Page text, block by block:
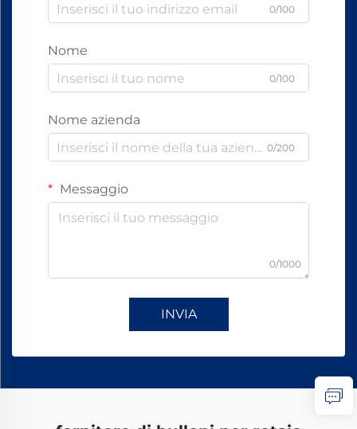
0/100
Nome
0/100
Nome azienda
0/200
Messaggio
0/1000
INVIA